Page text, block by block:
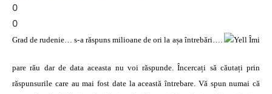
0
0
Grad de rudenie… s-a răspuns milioane de ori la așa întrebări…. Îmi
pare rău dar de data aceasta nu voi răspunde. Încercați să căutați prin
răspunsurile care au mai fost date la această întrebare. Vă spun numai că